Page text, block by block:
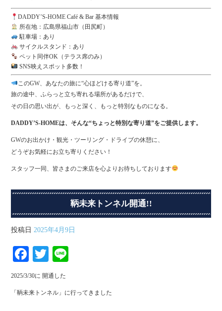
DADDY’S-HOME Café & Bar 基本情報
所在地：広島県福山市（田尻町）
駐車場：あり
サイクルスタンド：あり
ペット同伴OK（テラス席のみ）
SNS映えスポット多数！
このGW、あなたの旅に“心ほどける寄り道”を。
旅の途中、ふらっと立ち寄れる場所があるだけで、
その日の思い出が、もっと深く、もっと特別なものになる。
DADDY’S-HOMEは、そんな“ちょっと特別な寄り道”をご提供します。
GWのお出かけ・観光・ツーリング・ドライブの休憩に、
どうぞお気軽にお立ち寄りください！
スタッフ一同、皆さまのご来店を心よりお待ちしております
鞆未来トンネル開通!!
投稿日 2025年4月9日
Fa
ce
bo
ok
T
wi
tte
r
2025/3/30に 開通した
「鞆未来トンネル」に行ってきました